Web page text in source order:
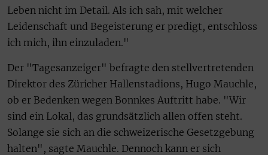
Leben nicht im Detail. Als ich sah, mit welcher
Leidenschaft und Begeisterung er predigt, entschloss
ich mich, ihn einzuladen."
Der "Tagesanzeiger" befragte den stellvertretenden
Direktor des Züricher Hallenstadions, Hugo Mauchle,
ob er Bedenken wegen Bonnkes Auftritt habe. "Wir
sind ein Lokal, das grundsätzlich allen offen steht.
Solange sie sich an die schweizerische Gesetzgebung
halten", sagte Mauchle. Dennoch kann er sich